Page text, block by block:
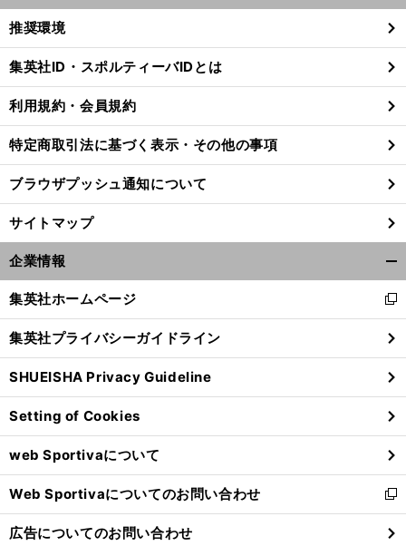
【
五
】
二
』
閉
る
推奨環境
集英社ID・スポルティーバIDとは
利用規約・会員規約
特定商取引法に基づく表示・その他の事項
ブラウザプッシュ通知について
サイトマップ
企業情報
閉
る
集英社ホームページ
新
し
い
ウ
ィ
ン
ド
ウ
で
開
く
集英社プライバシーガイドライン
SHUEISHA Privacy Guideline
Setting of Cookies
web Sportivaについて
Web Sportivaについてのお問い合わせ
新
し
い
広告についてのお問い合わせ